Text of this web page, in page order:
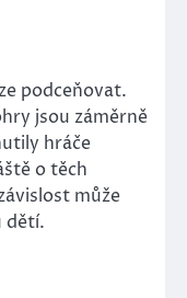
podceňovat.
jsou záměrně
hráče
o těch
může
dětí.